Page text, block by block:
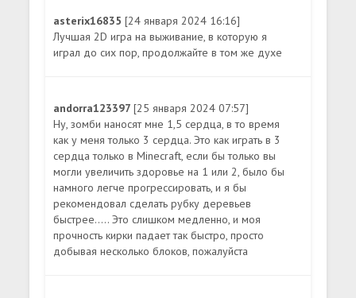
asterix16835[24 января 2024 16:16]
Лучшая 2D игра на выживание, в которую я
играл до сих пор, продолжайте в том же духе
andorra123397[25 января 2024 07:57]
Ну, зомби наносят мне 1,5 сердца, в то время
как у меня только 3 сердца. Это как играть в 3
сердца только в Minecraft, если бы только вы
могли увеличить здоровье на 1 или 2, было бы
намного легче прогрессировать, и я бы
рекомендовал сделать рубку деревьев
быстрее..... Это слишком медленно, и моя
прочность кирки падает так быстро, просто
добывая несколько блоков, пожалуйста